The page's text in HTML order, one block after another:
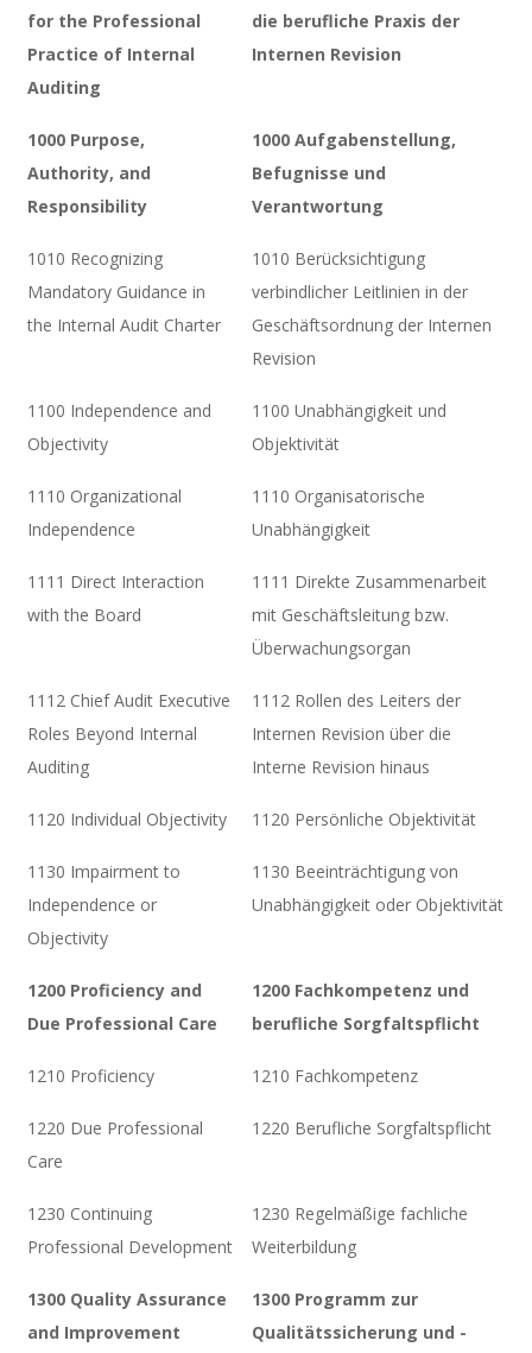
for the Professional
Practice of Internal
Auditing
die berufliche Praxis der
Internen Revision
1000 Purpose,
Authority, and
Responsibility
1000 Aufgabenstellung,
Befugnisse und
Verantwortung
1010 Recognizing
Mandatory Guidance in
the Internal Audit Charter
1010 Berücksichtigung
verbindlicher Leitlinien in der
Geschäftsordnung der Internen
Revision
1100 Independence and
Objectivity
1100 Unabhängigkeit und
Objektivität
1110 Organizational
Independence
1110 Organisatorische
Unabhängigkeit
1111 Direct Interaction
with the Board
1111 Direkte Zusammenarbeit
mit Geschäftsleitung bzw.
Überwachungsorgan
1112 Chief Audit Executive
Roles Beyond Internal
Auditing
1112 Rollen des Leiters der
Internen Revision über die
Interne Revision hinaus
1120 Individual Objectivity 1120 Persönliche Objektivität
1130 Impairment to
Independence or
Objectivity
1130 Beeinträchtigung von
Unabhängigkeit oder Objektivität
1200 Proficiency and
Due Professional Care
1200 Fachkompetenz und
berufliche Sorgfaltspflicht
1210 Proficiency 1210 Fachkompetenz
1220 Due Professional
Care
1220 Berufliche Sorgfaltspflicht
1230 Continuing
Professional Development
1230 Regelmäßige fachliche
Weiterbildung
1300 Quality Assurance
and Improvement
1300 Programm zur
Qualitätssicherung und -